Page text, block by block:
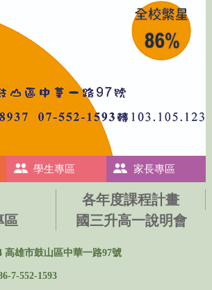
學生專區 家長專區
各年度課程計畫
區
國三升高一說明會
高雄市鼓山區中華一路97號
7-552-1593